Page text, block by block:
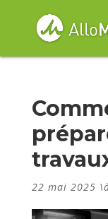
22 mai 2025